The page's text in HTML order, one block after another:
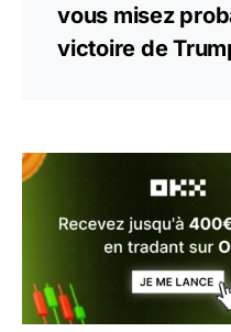
vous misez
victoire de